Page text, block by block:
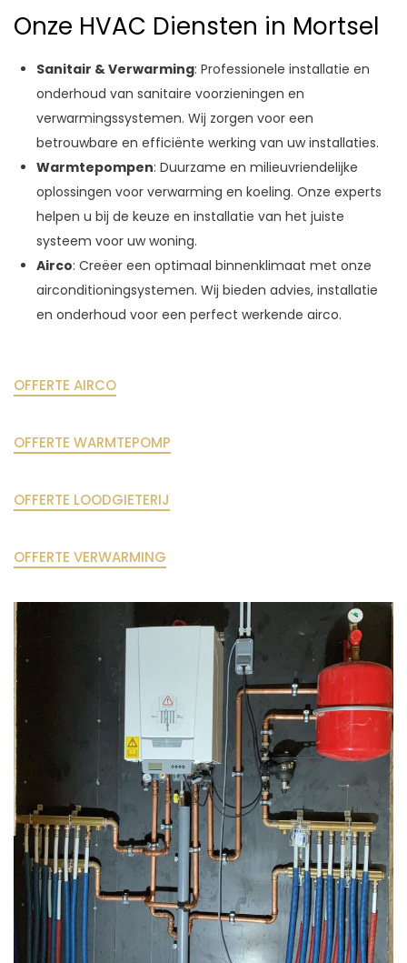
Onze HVAC Diensten in Mortsel
Sanitair & Verwarming: Professionele installatie en
onderhoud van sanitaire voorzieningen en
verwarmingssystemen. Wij zorgen voor een
betrouwbare en efficiënte werking van uw installaties.
Warmtepompen: Duurzame en milieuvriendelijke
oplossingen voor verwarming en koeling. Onze experts
helpen u bij de keuze en installatie van het juiste
systeem voor uw woning.
Airco: Creëer een optimaal binnenklimaat met onze
airconditioningsystemen. Wij bieden advies, installatie
en onderhoud voor een perfect werkende airco.
OFFERTE AIRCO
OFFERTE WARMTEPOMP
OFFERTE LOODGIETERIJ
OFFERTE VERWARMING